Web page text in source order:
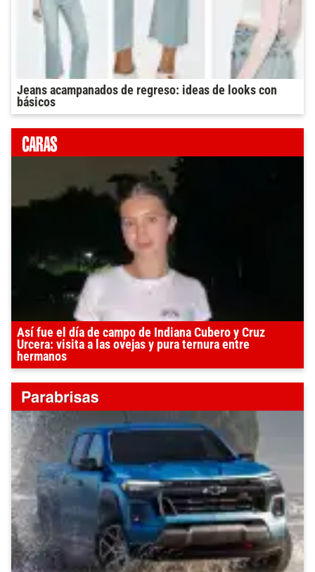
Jeans acampanados de regreso: ideas de looks con
básicos
Así fue el día de campo de Indiana Cubero y Cruz
Urcera: visita a las ovejas y pura ternura entre
hermanos